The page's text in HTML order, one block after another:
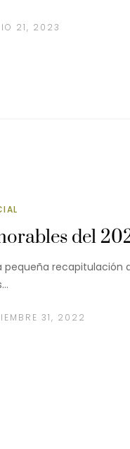
21, 2023
del
recapitulación
31, 2022